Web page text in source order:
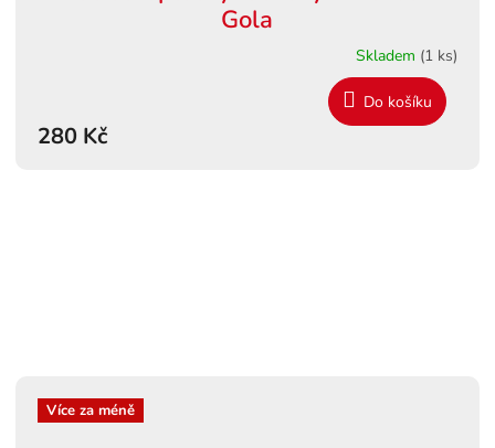
Gola
Skladem (1 ks)
280 Kč
Do košíku
Více za méně